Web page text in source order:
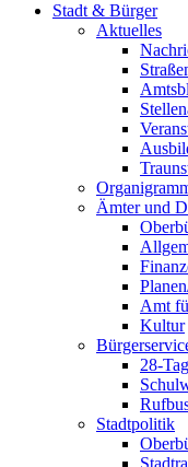
Stadt & Bürger
Aktuelles
Ämter und
Amt
Kultur
28-
Stadtpolitik